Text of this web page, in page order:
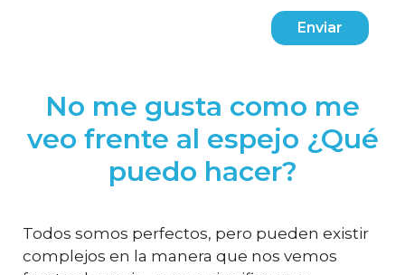
Enviar
No me gusta como me
veo frente al espejo ¿Qué
puedo hacer?
Todos somos perfectos, pero pueden existir
complejos en la manera que nos vemos